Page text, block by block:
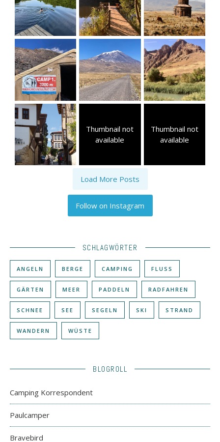
Thumbnail not
available
Thumbnail not
available
Load More Posts
Follow on Instagram
SCHLAGWÖRTER
ANGELN BERGE CAMPING FLUSS
GÄRTEN MEER PADDELN RADFAHREN
SCHNEE SEE SEGELN SKI STRAND
WANDERN WÜSTE
BLOGROLL
Camping Korrespondent
Paulcamper
Bravebird